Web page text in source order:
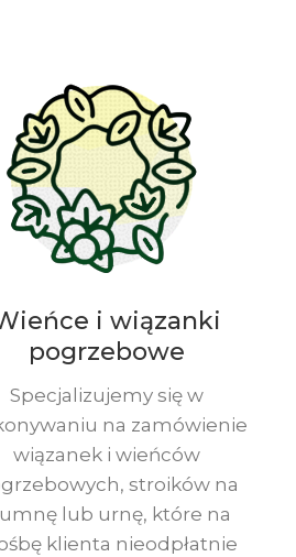
i wiązanki
pogrzebowe
Specjalizujemy się w
na zamówienie
wiązanek i wieńców
stroików na
lub urnę, które na
klienta nieodpłatnie